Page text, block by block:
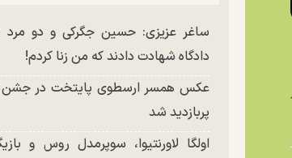
ساغر عزیزی: حسین جگرکی و دو مرد
دادگاه شهادت دادند که من زنا کردم!
عکس همسر ارسطوی پایتخت در
پربازدید شد
اولگا لاورنتیوا، سوپرمدل روس و